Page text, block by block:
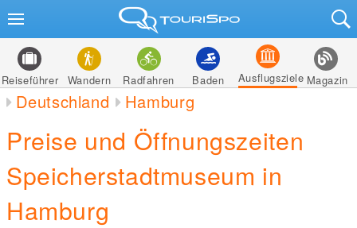
Reiseführer Wandern Radfahren Baden Ausflugsziele Magazin
Deutschland Hamburg
Preise und Öffnungszeiten
Speicherstadtmuseum in
Hamburg